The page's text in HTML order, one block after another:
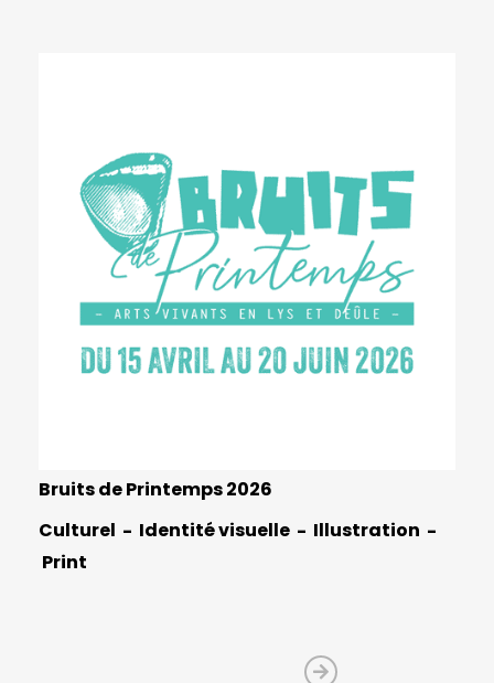
Bruits de Printemps 2026
Culturel
Identité visuelle
Illustration
Print